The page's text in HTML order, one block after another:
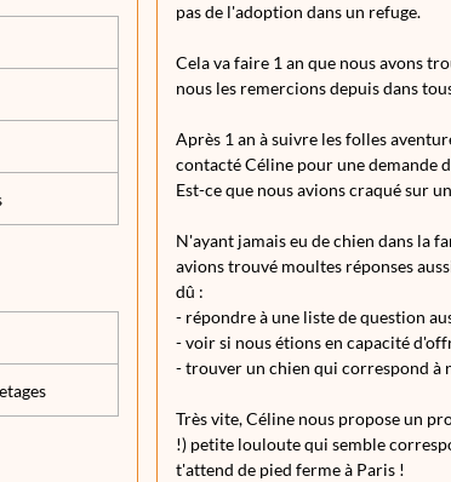
pas de l'adoption dans un refuge.
Cela va faire 1 an que nous avons
nous les remercions depuis dans
Après 1 an à suivre les folles
contacté Céline pour une demande
Est-ce que nous avions craqué sur
N'ayant jamais eu de chien dans la
avions trouvé moultes réponses
dû :
- répondre à une liste de question
- voir si nous étions en capacité
- trouver un chien qui correspond à
Très vite, Céline nous propose un
!) petite louloute qui semble
t'attend de pied ferme à Paris !